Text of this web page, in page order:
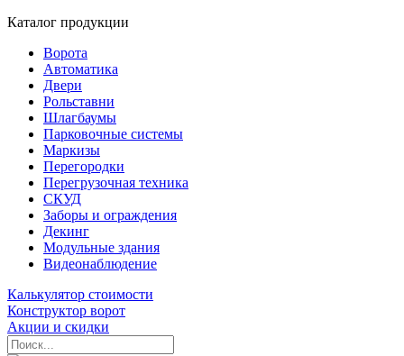
Каталог продукции
Ворота
Автоматика
Двери
Рольставни
Шлагбаумы
Парковочные системы
Маркизы
Перегородки
Перегрузочная техника
СКУД
Заборы и ограждения
Декинг
Модульные здания
Видеонаблюдение
Калькулятор стоимости
Конструктор ворот
Акции и скидки